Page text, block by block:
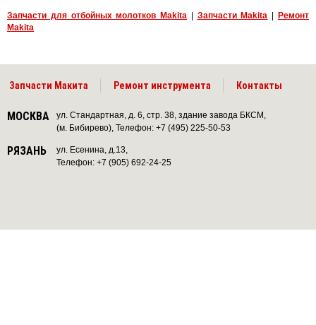
Запчасти для отбойных молотков Makita Запчасти Makita
Ремонт
Makita
Запчасти Макита Ремонт инструмента Контакты
МОСКВА
ул. Стандартная, д. 6, стр. 38, здание завода БКСМ,
(м. Бибирево), Телефон: +7 (495) 225-50-53
РЯЗАНЬ
ул. Есенина, д.13,
Телефон: +7 (905) 692-24-25